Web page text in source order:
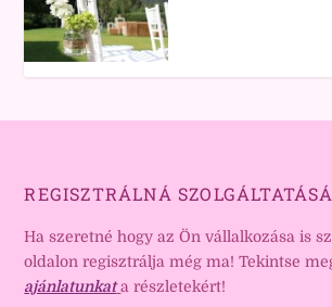
REGISZTRÁLNÁ
Ha szeretné hogy az Ön vállalkozása is
oldalon regisztrálja még ma! Tekintse
ajánlatunkat a részletekért!